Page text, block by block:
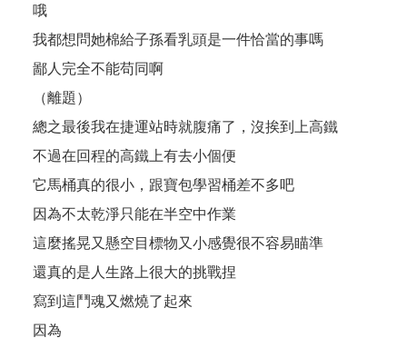
哦
我都想問她棉給子孫看乳頭是一件恰當的事嗎
鄙人完全不能苟同啊
（離題）
總之最後我在捷運站時就腹痛了，沒挨到上高鐵
不過在回程的高鐵上有去小個便
它馬桶真的很小，跟寶包學習桶差不多吧
因為不太乾淨只能在半空中作業
這麼搖晃又懸空目標物又小感覺很不容易瞄準
還真的是人生路上很大的挑戰捏
寫到這鬥魂又燃燒了起來
因為